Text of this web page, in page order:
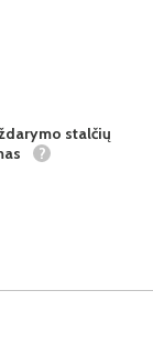
stalčių
?